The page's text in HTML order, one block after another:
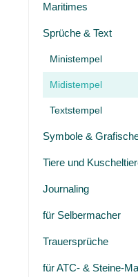
Maritimes
Sprüche & Text
Ministempel
Midistempel
Textstempel
Symbole &
Tiere und
Journaling
für Selbermacher
Trauersprüche
für ATC- & Steine-